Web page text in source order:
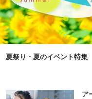
夏祭り・夏のイベント特集
ア